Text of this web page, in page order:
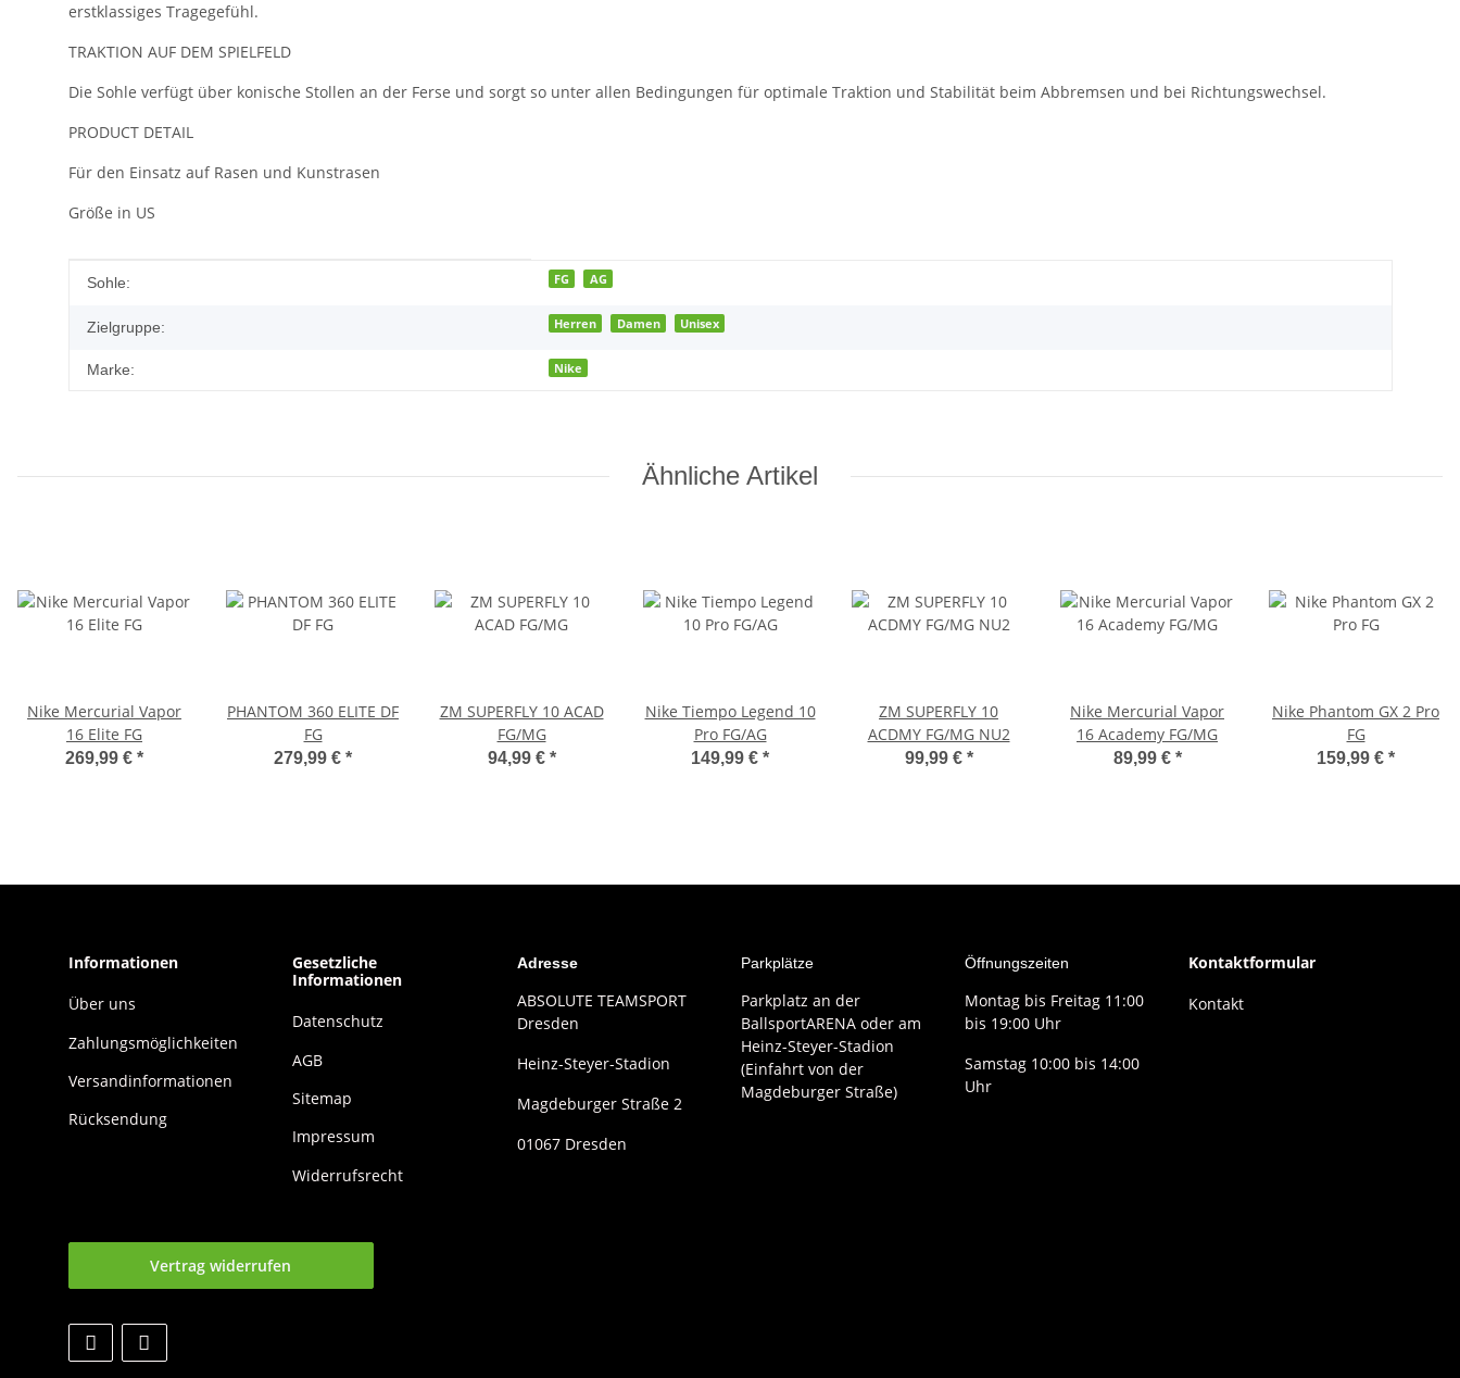
erstklassiges Tragegefühl.
TRAKTION AUF DEM SPIELFELD
Die Sohle verfügt über konische Stollen an der Ferse und sorgt so unter allen Bedingungen für optimale Traktion und Stabilität beim Abbremsen und bei Richtungswechsel.
PRODUCT DETAIL
Für den Einsatz auf Rasen und Kunstrasen
Größe in US
Produkteigenschaft
Wert
Sohle: FG AG
Zielgruppe: Herren Damen Unisex
Marke: Nike
Ähnliche Artikel
Nike Mercurial Vapor
16 Elite FG
269,99 € *
PHANTOM 360 ELITE DF
FG
279,99 € *
ZM SUPERFLY 10 ACAD
FG/MG
94,99 € *
Nike Tiempo Legend 10
Pro FG/AG
149,99 € *
ZM SUPERFLY 10
ACDMY FG/MG NU2
99,99 € *
Nike Mercurial Vapor
16 Academy FG/MG
89,99 € *
Nike Phantom GX 2 Pro
FG
159,99 € *
Informationen
Über uns
Zahlungsmöglichkeiten
Versandinformationen
Rücksendung
Gesetzliche
Informationen
Datenschutz
AGB
Sitemap
Impressum
Widerrufsrecht
Adresse
ABSOLUTE TEAMSPORT
Dresden
Heinz-Steyer-Stadion
Magdeburger Straße 2
01067 Dresden
Parkplätze
Parkplatz an der
BallsportARENA oder am
Heinz-Steyer-Stadion
(Einfahrt von der
Magdeburger Straße)
Öffnungszeiten
Montag bis Freitag 11:00
bis 19:00 Uhr
Samstag 10:00 bis 14:00
Uhr
Kontaktformular
Kontakt
Vertrag widerrufen